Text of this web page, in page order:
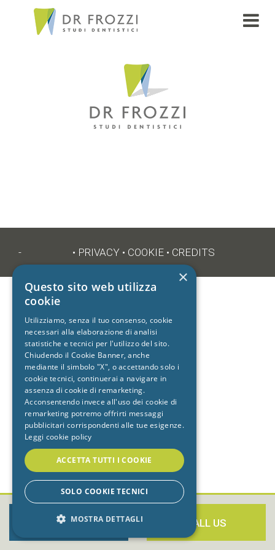
- • PRIVACY • COOKIE • CREDITS
BOOK NOW CALL US
×
Questo sito web utilizza
cookie
Utilizziamo, senza il tuo consenso, cookie
necessari alla elaborazione di analisi
statistiche e tecnici per l'utilizzo del sito.
Chiudendo il Cookie Banner, anche
mediante il simbolo "X", o accettando solo i
cookie tecnici, continuerai a navigare in
assenza di cookie di remarketing.
Acconsentendo invece all'uso dei cookie di
remarketing potremo offrirti messaggi
pubblicitari corrispondenti alle tue esigenze.
Leggi cookie policy
ACCETTA TUTTI I COOKIE
SOLO COOKIE TECNICI
MOSTRA DETTAGLI
STRETTAMENTE NECESSARI